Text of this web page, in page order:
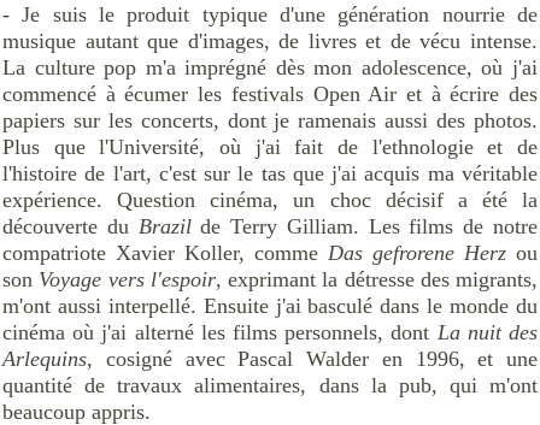
- Je suis le produit typique d'une génération nourrie de
musique autant que d'images, de livres et de vécu intense.
La culture pop m'a imprégné dès mon adolescence, où j'ai
commencé à écumer les festivals Open Air et à écrire des
papiers sur les concerts, dont je ramenais aussi des photos.
Plus que l'Université, où j'ai fait de l'ethnologie et de
l'histoire de l'art, c'est sur le tas que j'ai acquis ma véritable
expérience. Question cinéma, un choc décisif a été la
découverte du Brazilde Terry Gilliam. Les films de notre
compatriote Xavier Koller, comme Das gefrorene Herz ou
son Voyage vers l'espoir, exprimant la détresse des migrants,
m'ont aussi interpellé. Ensuite j'ai basculé dans le monde du
cinéma où j'ai alterné les films personnels, dont La nuit des
Arlequins, cosigné avec Pascal Walder en 1996, et une
quantité de travaux alimentaires, dans la pub, qui m'ont
beaucoup appris.